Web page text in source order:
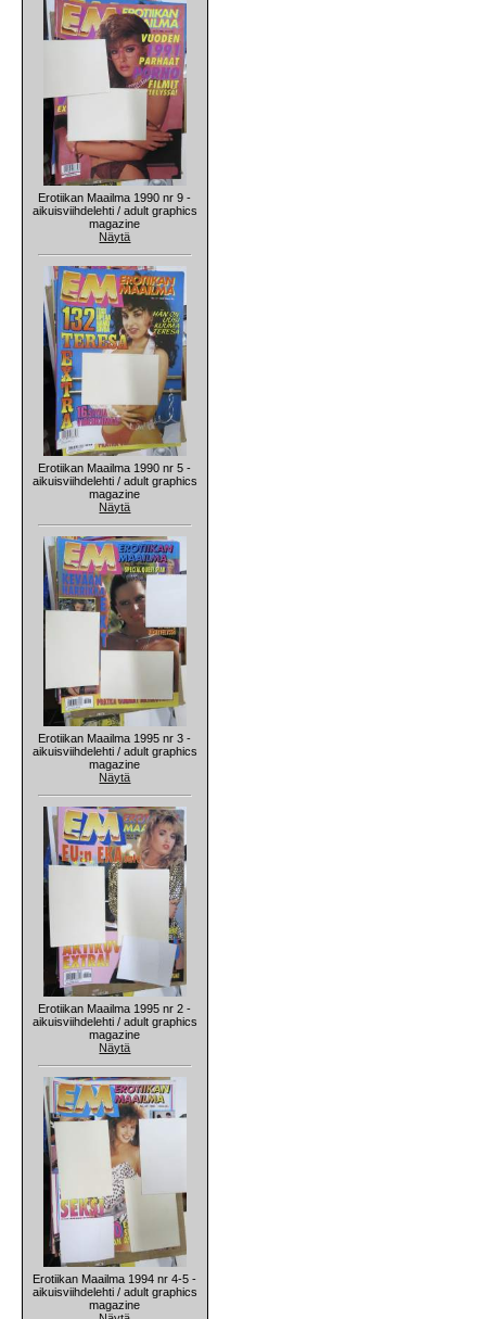
Erotiikan Maailma 1990 nr 9 -
aikuisviihdelehti / adult graphics
magazine
Näytä
Erotiikan Maailma 1990 nr 5 -
aikuisviihdelehti / adult graphics
magazine
Näytä
Erotiikan Maailma 1995 nr 3 -
aikuisviihdelehti / adult graphics
magazine
Näytä
Erotiikan Maailma 1995 nr 2 -
aikuisviihdelehti / adult graphics
magazine
Näytä
Erotiikan Maailma 1994 nr 4-5 -
aikuisviihdelehti / adult graphics
magazine